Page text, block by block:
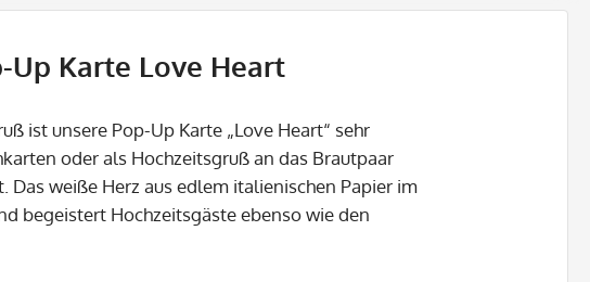
Up Karte Love Heart
ist unsere Pop-Up Karte „Love Heart“ sehr
oder als Hochzeitsgruß an das Brautpaar
weiße Herz aus edlem italienischen Papier im
begeistert Hochzeitsgäste ebenso wie den